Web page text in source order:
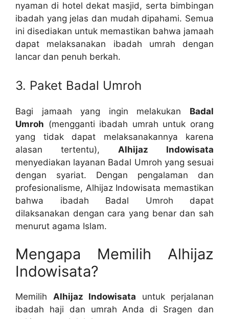
nyaman di hotel dekat masjid, serta bimbingan
ibadah yang jelas dan mudah dipahami. Semua
ini disediakan untuk memastikan bahwa jamaah
dapat melaksanakan ibadah umrah dengan
lancar dan penuh berkah.
3. Paket Badal Umroh
Bagi jamaah yang ingin melakukan Badal
Umroh (mengganti ibadah umrah untuk orang
yang tidak dapat melaksanakannya karena
alasan tertentu), Alhijaz Indowisata
menyediakan layanan Badal Umroh yang sesuai
dengan syariat. Dengan pengalaman dan
profesionalisme, Alhijaz Indowisata memastikan
bahwa ibadah Badal Umroh dapat
dilaksanakan dengan cara yang benar dan sah
menurut agama Islam.
Mengapa Memilih Alhijaz
Indowisata?
Memilih Alhijaz Indowisata untuk perjalanan
ibadah haji dan umrah Anda di Sragen dan